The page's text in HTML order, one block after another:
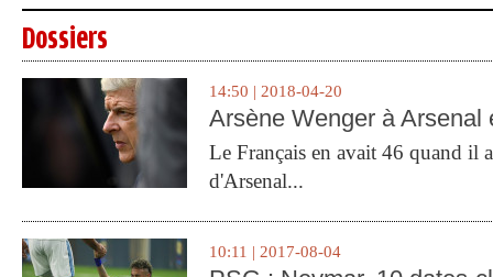
Dossiers
14:50 | 2018-04-20
Arsène Wenger à Arsenal
Le Français en avait 46 quand il
d'Arsenal...
10:11 | 2017-08-04